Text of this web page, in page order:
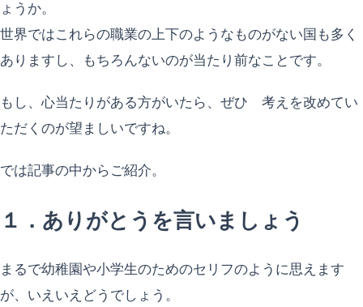
ょうか。
世界ではこれらの職業の上下のようなものがない国も多く
ありますし、もちろんないのが当たり前なことです。
もし、心当たりがある方がいたら、ぜひ 考えを改めてい
ただくのが望ましいですね。
では記事の中からご紹介。
１．ありがとうを言いましょう
まるで幼稚園や小学生のためのセリフのように思えます
が、いえいえどうでしょう。